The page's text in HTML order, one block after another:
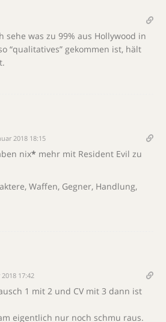
sehe was zu 99% aus Hollywood in
“qualitatives” gekommen ist, hält
2018 18:15
nix* mehr mit Resident Evil zu
Waffen, Gegner, Handlung,
17:42
1 mit 2 und CV mit 3 dann ist
eigentlich nur noch schmu raus.